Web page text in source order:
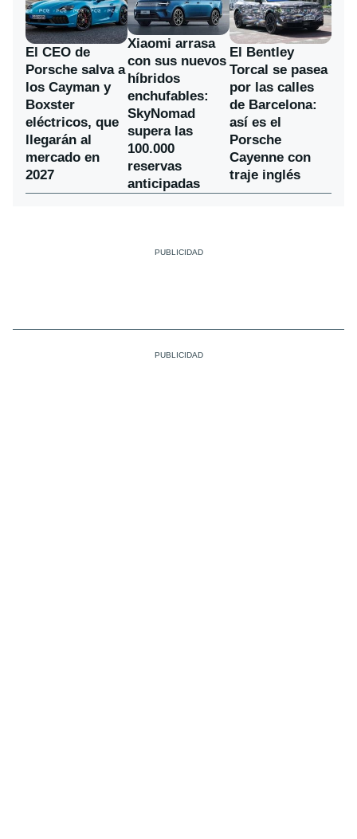
El CEO de
Porsche salva a
los Cayman y
Boxster
eléctricos, que
llegarán al
mercado en
2027
Xiaomi arrasa
con sus nuevos
híbridos
enchufables:
SkyNomad
supera las
100.000
reservas
anticipadas
El Bentley
Torcal se pasea
por las calles
de Barcelona:
así es el
Porsche
Cayenne con
traje inglés